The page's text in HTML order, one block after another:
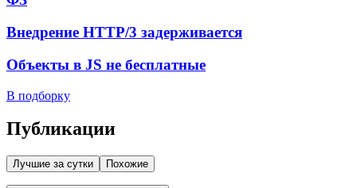
Внедрение HTTP/3 задерживается
Объекты в JS не бесплатные
В подборку
Публикации
Лучшие за сутки Похожие